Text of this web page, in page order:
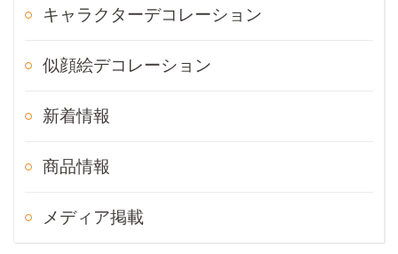
キャラクターデコレーション
似顔絵デコレーション
新着情報
商品情報
メディア掲載